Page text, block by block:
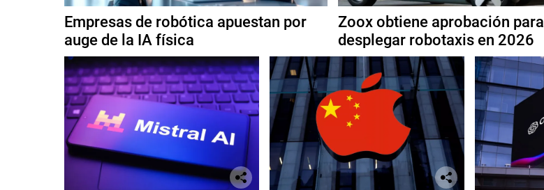
Empresas de robótica apuestan por
auge de la IA física
Zoox obtiene aprobación para
desplegar robotaxis en 2026